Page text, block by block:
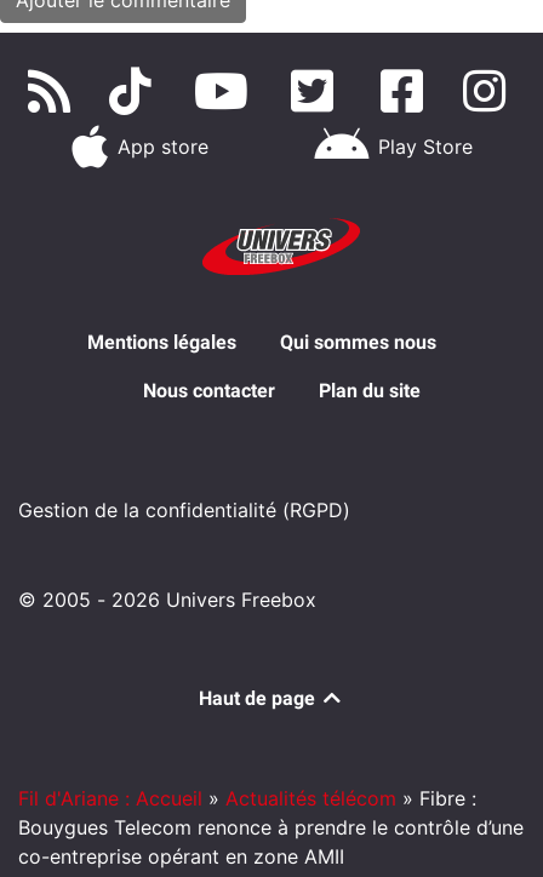
App store Play Store
Mentions légales Qui sommes nous
Nous contacter Plan du site
Gestion de la confidentialité (RGPD)
© 2005 - 2026 Univers Freebox
Haut de page
Fil d'Ariane : Accueil » Actualités télécom » Fibre :
Bouygues Telecom renonce à prendre le contrôle d’une
co-entreprise opérant en zone AMII